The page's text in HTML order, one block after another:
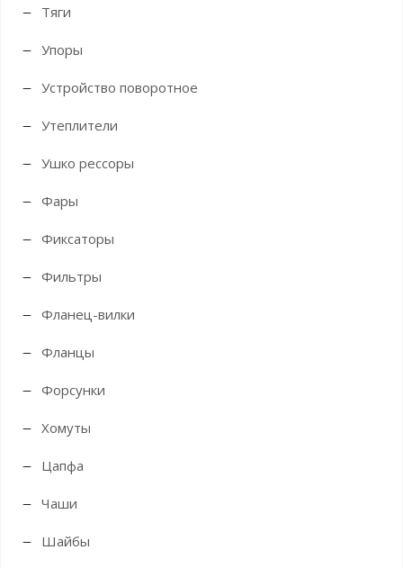
Тяги
Упоры
Устройство поворотное
Утеплители
Ушко рессоры
Фары
Фиксаторы
Фильтры
Фланец-вилки
Фланцы
Форсунки
Хомуты
Цапфа
Чаши
Шайбы